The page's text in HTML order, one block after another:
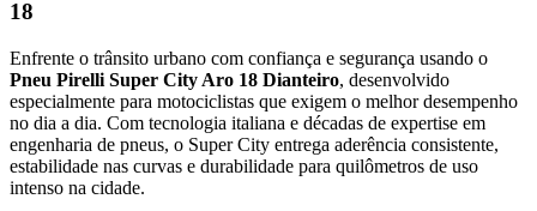
18
Enfrente o trânsito urbano com confiança e segurança usando o
Pneu Pirelli Super City Aro 18 Dianteiro, desenvolvido
especialmente para motociclistas que exigem o melhor desempenho
no dia a dia. Com tecnologia italiana e décadas de expertise em
engenharia de pneus, o Super City entrega aderência consistente,
estabilidade nas curvas e durabilidade para quilômetros de uso
intenso na cidade.